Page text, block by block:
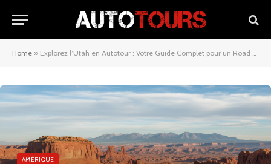
Home » Explorez l’Utah en Autotour : Votre Guide Complet pour un Road Trip Inoubliable
AMÉRIQUE